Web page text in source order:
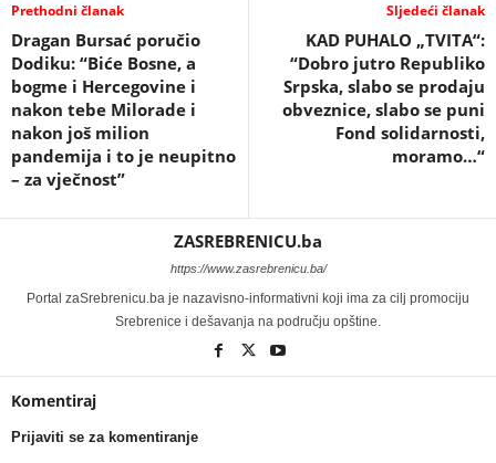
Prethodni članak
Dragan Bursać poručio
Dodiku: “Biće Bosne, a
bogme i Hercegovine i
nakon tebe Milorade i
nakon još milion
pandemija i to je neupitno
– za vječnost”
Sljedeći članak
KAD PUHALO „TVITA“:
“Dobro jutro Republiko
Srpska, slabo se prodaju
obveznice, slabo se puni
Fond solidarnosti,
moramo…“
ZASREBRENICU.ba
https://www.zasrebrenicu.ba/
Portal zaSrebrenicu.ba je nazavisno-informativni koji ima za cilj promociju
Srebrenice i dešavanja na području opštine.
Komentiraj
Prijaviti se za komentiranje